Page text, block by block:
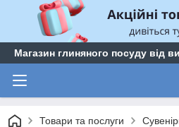
Магазин глиняного посуду від
Товари та послуги